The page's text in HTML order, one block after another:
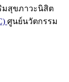
มสุขภาวะนิสิต
ศูนย์นวัตกรรม